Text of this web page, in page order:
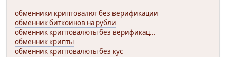
обменники криптовалют без верификации
обменник биткоинов на рубли
обменник криптовалюты без верификац...
обменник крипты
обменник криптовалюты без кус